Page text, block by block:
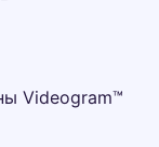
Videogram™